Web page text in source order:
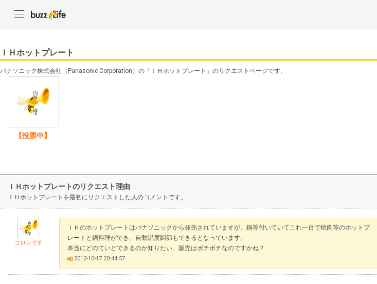
ＩＨホットプレート
パナソニック株式会社（Panasonic Corporation）の「ＩＨホットプレート」のリクエストページです。
【投票中】
ＩＨホットプレートのリクエスト理由
ＩＨホットプレートを最初にリクエストした人のコメントです。
コロンです
ＩＨのホットプレートはパナソニックから発売されていますが、鍋等付いていてこれ一台で焼肉等のホットプ
レートと鍋料理ができ、自動温度調節もできるとなっています。
本当にどのていどできるのか知りたい。販売はボチボチなのですかね？
2012-10-17 20:44:57